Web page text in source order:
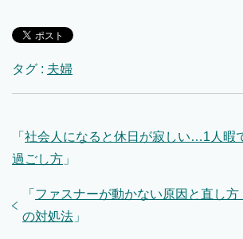
タグ : 夫婦
「 社会人になると休日が寂しい…1人暇
過ごし方 」
「 ファスナーが動かない原因と直し
の対処法 」